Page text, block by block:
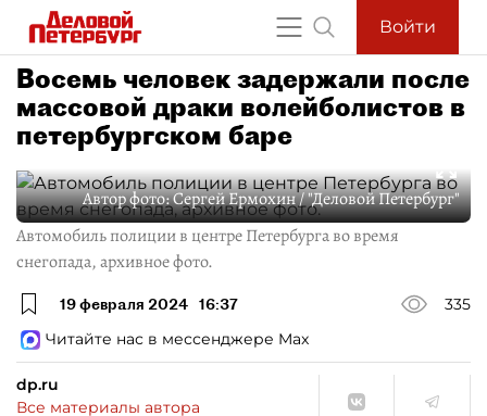
Войти
Восемь человек задержали после
массовой драки волейболистов в
петербургском баре
Автор фото:Сергей Ермохин / "Деловой Петербург"
Автомобиль полиции в центре Петербурга во время
снегопада, архивное фото.
19 февраля 2024 16:37
335
Читайте нас в мессенджере Max
dp.ru
Все материалы автора